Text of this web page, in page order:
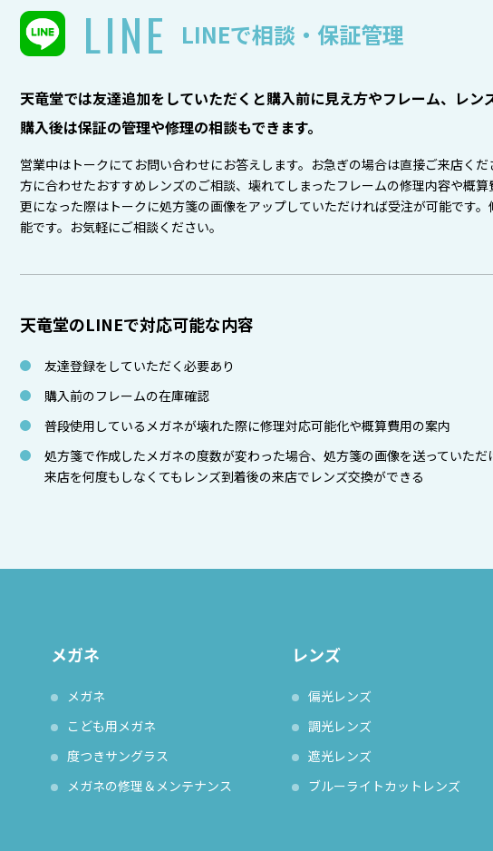
LINE LINEで相談・保証管理
天竜堂では友達追加をしていただくと購入前に見え方やフレーム、レン
購入後は保証の管理や修理の相談もできます。
営業中はトークにてお問い合わせにお答えします。お急ぎの場合は直接ご来店く
方に合わせたおすすめレンズのご相談、壊れてしまったフレームの修理内容や概
更になった際はトークに処方箋の画像をアップしていただければ受注が可能です
能です。お気軽にご相談ください。
天竜堂のLINEで対応可能な内容
友達登録をしていただく必要あり
購入前のフレームの在庫確認
普段使用しているメガネが壊れた際に修理対応可能化や概算費用の案内
処方箋で作成したメガネの度数が変わった場合、処方箋の画像を送っていただ
来店を何度もしなくてもレンズ到着後の来店でレンズ交換ができる
メガネ
メガネ
こども用メガネ
度つきサングラス
メガネの修理＆メンテナンス
レンズ
偏光レンズ
調光レンズ
遮光レンズ
ブルーライトカットレンズ